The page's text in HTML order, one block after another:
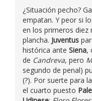
¿Situación pecho?
empatan. Y peor si
en los primeros diez
plancha. Juventus
histórica ante Siena,
de Candreva, pero
segundo de penal)
(?). Por suerte para
el cuarto puesto